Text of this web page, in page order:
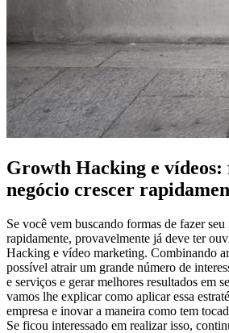
Growth Hacking e vídeos:
negócio crescer
Se você vem buscando formas de fazer
rapidamente, provavelmente já deve ter
Hacking e vídeo marketing. Combinando
possível atrair um grande número de
e serviços e gerar melhores resultados em
vamos lhe explicar como aplicar essa
empresa e inovar a maneira como tem
Se ficou interessado em realizar isso,